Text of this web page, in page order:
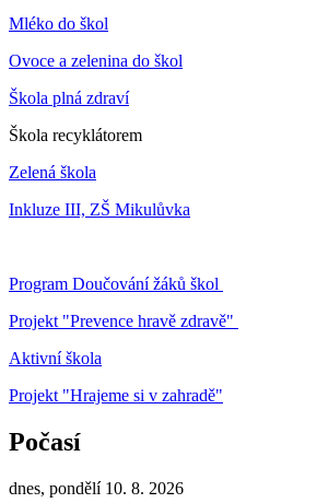
Mléko do škol
Ovoce a zelenina do škol
Škola plná zdraví
Škola recyklátorem
Zelená škola
Inkluze III, ZŠ Mikulůvka
Program Doučování žáků škol
Projekt "Prevence hravě zdravě"
Aktivní škola
Projekt "Hrajeme si v zahradě"
Počasí
dnes, pondělí 10. 8. 2026